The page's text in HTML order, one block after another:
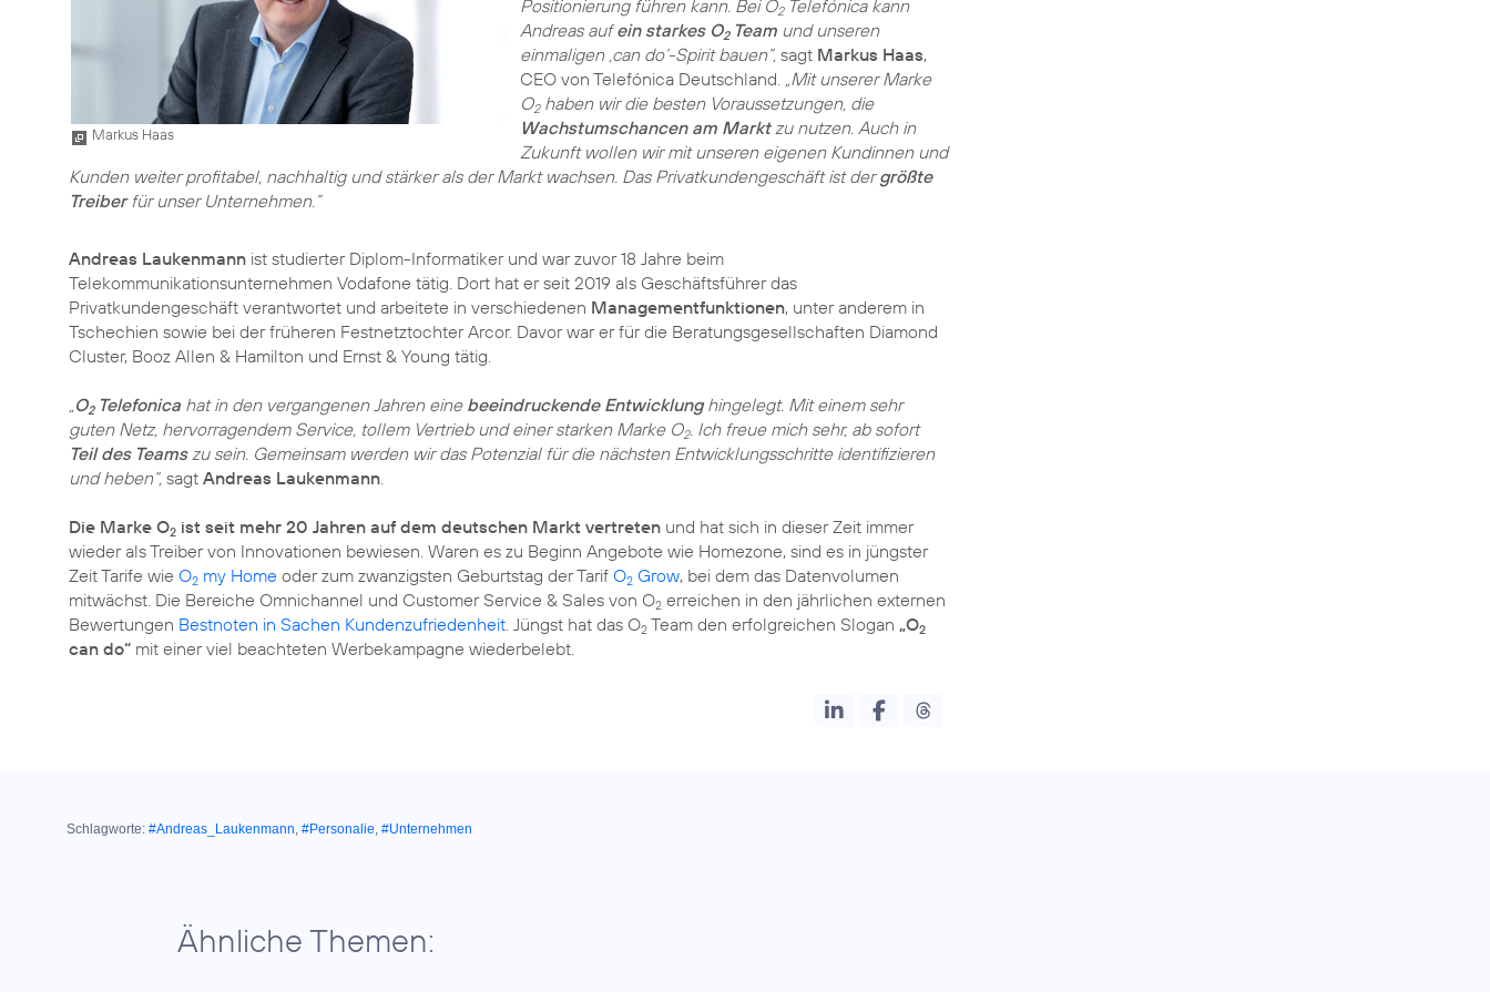
Markus Haas
Positionierung führen kann. Bei O2Telefónica kann
Andreas aufein starkes O2Teamund unseren
einmaligen ‚can do‘-Spirit bauen“,sagt Markus Haas,
CEO von Telefónica Deutschland. „Mit unserer Marke
O2haben wir die besten Voraussetzungen, die
Wachstumschancen am Marktzu nutzen. Auch in
Zukunft wollen wir mit unseren eigenen Kundinnen und
Kunden weiter profitabel, nachhaltig und stärker als der Markt wachsen. Das Privatkundengeschäft ist dergrößte
Treiberfür unser Unternehmen.”
Andreas Laukenmann ist studierter Diplom-Informatiker und war zuvor 18 Jahre beim
Telekommunikationsunternehmen Vodafone tätig. Dort hat er seit 2019 als Geschäftsführer das
Privatkundengeschäft verantwortet und arbeitete in verschiedenen Managementfunktionen, unter anderem in
Tschechien sowie bei der früheren Festnetztochter Arcor. Davor war er für die Beratungsgesellschaften Diamond
Cluster, Booz Allen & Hamilton und Ernst & Young tätig.
„O2Telefonica hat in den vergangenen Jahren eine beeindruckende Entwicklunghingelegt. Mit einem sehr
guten Netz, hervorragendem Service, tollem Vertrieb und einer starken Marke O2. Ich freue mich sehr, ab sofort
Teil des Teamszu sein. Gemeinsam werden wir das Potenzial für die nächsten Entwicklungsschritte identifizieren
und heben“, sagt Andreas Laukenmann.
Die Marke O2 ist seit mehr 20 Jahren auf dem deutschen Markt vertreten und hat sich in dieser Zeit immer
wieder als Treiber von Innovationen bewiesen. Waren es zu Beginn Angebote wie Homezone, sind es in jüngster
Zeit Tarife wie O2 my Home oder zum zwanzigsten Geburtstag der Tarif O2 Grow, bei dem das Datenvolumen
mitwächst. Die Bereiche Omnichannel und Customer Service & Sales von O2 erreichen in den jährlichen externen
Bewertungen Bestnoten in Sachen Kundenzufriedenheit. Jüngst hat das O2 Team den erfolgreichen Slogan „O2
can do“ mit einer viel beachteten Werbekampagne wiederbelebt.
Schlagworte: #Andreas_Laukenmann, #Personalie, #Unternehmen
Ähnliche Themen: